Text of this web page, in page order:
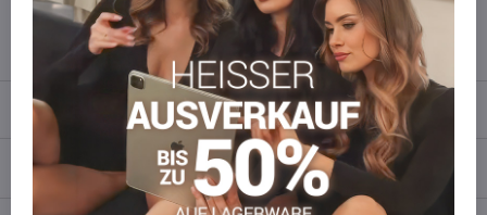
info​​@everlady​​.eu
Beschreibung
Bewertungen